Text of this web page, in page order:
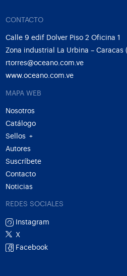
CONTACTO
Calle 9 edif Dolver Piso 2 Oficina 1
Zona industrial La Urbina – Caracas
rtorres@oceano.com.ve
www.oceano.com.ve
MAPA WEB
Nosotros
Catálogo
Sellos
+
Autores
Suscríbete
Contacto
Noticias
REDES SOCIALES
Instagram
X
Facebook